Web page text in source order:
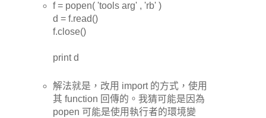
f = popen( 'tools arg' , 'rb' )
d = f.read()
f.close()
print d
解法就是，改用 import 的方式，使用
其 function 回傳的。我猜可能是因為
popen 可能是使用執行者的環境變